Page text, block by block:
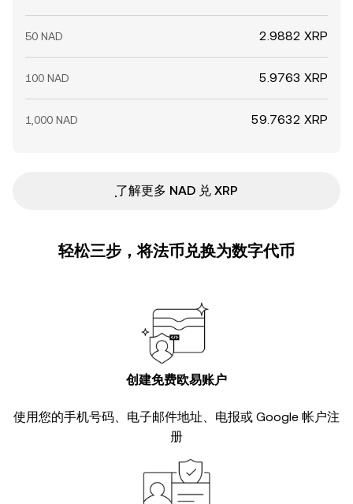
50 NAD 2.9882 XRP
100 NAD 5.9763 XRP
1,000 NAD 59.7632 XRP
ִִִִִִִִִִִִִִִִִִִִִִִִִִִִִִִִִִִִִִִִִִִִִִִ了解更多 NAD 兑 XRP
轻松三步，将法币兑换为数字代币
创建免费欧易账户
使用您的手机号码、电子邮件地址、电报或 Google 帐户注
册